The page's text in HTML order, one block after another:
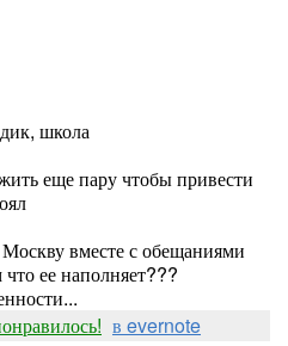
школа
еще пару чтобы привести
вместе с обещаниями
ее наполняет???
в evernote